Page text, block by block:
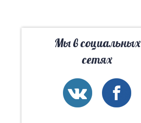
Вам лучшие места
Мы в социальных
сетях